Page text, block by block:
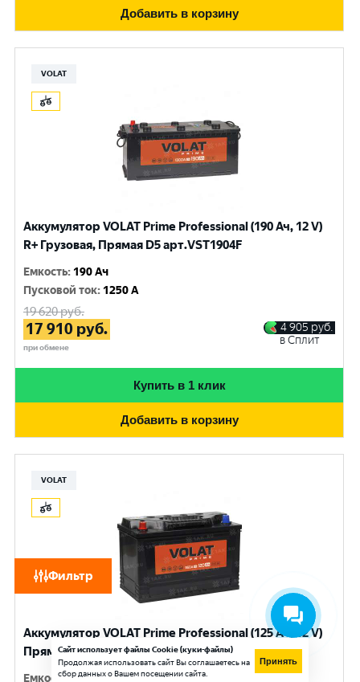
Фильтр
Добавить в корзину
VOLAT
Аккумулятор VOLAT Prime Professional (190 Ач, 12 V)
R+ Грузовая, Прямая D5 арт.VST1904F
Емкость: 190 Ач
Пусковой ток: 1250 A
19 620руб.
17 910 руб.
при обмене
4 905 руб.
в Сплит
Купить в 1 клик
Добавить в корзину
VOLAT
Аккумулятор VOLAT Prime Professional (125 Ач, 12 V)
Прямая, L+ D2 арт.VST1251
Емкость:125 Ач
Сайт использует файлы Cookie (куки-файлы)
Продолжая использовать сайт Вы соглашаетесь на
сбор данных о Вашем посещении сайта.
Принять